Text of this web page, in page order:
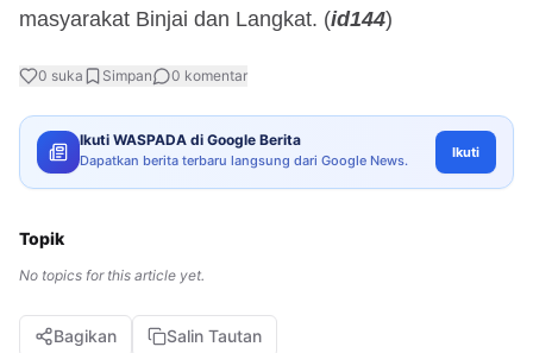
masyarakat Binjai dan Langkat. (id144)
0 suka Simpan 0 komentar
Ikuti WASPADA di Google Berita
Dapatkan berita terbaru langsung dari Google News. Ikuti
Topik
No topics for this article yet.
Bagikan Salin Tautan